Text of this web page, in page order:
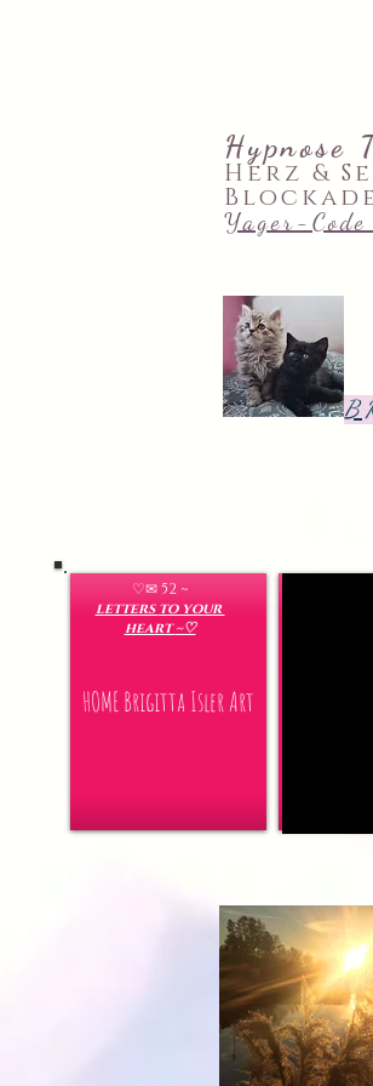
Hypnose
Herz &
Yager-Code
B
HOME Brigitta Isler Art
♡✉ 52 ~
lettersto your
heart~♡